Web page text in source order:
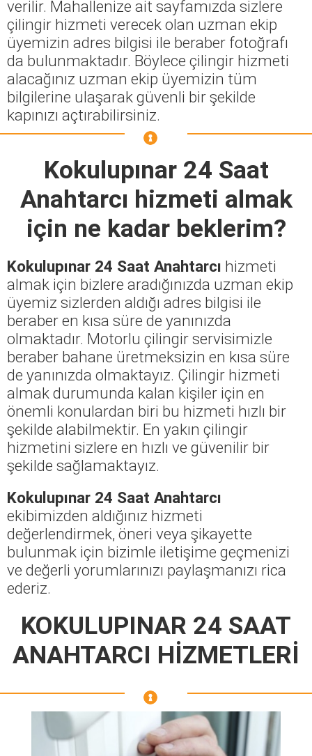
verilir. Mahallenize ait sayfamızda sizlere
çilingir hizmeti verecek olan uzman ekip
üyemizin adres bilgisi ile beraber fotoğrafı
da bulunmaktadır. Böylece çilingir hizmeti
alacağınız uzman ekip üyemizin tüm
bilgilerine ulaşarak güvenli bir şekilde
kapınızı açtırabilirsiniz.
Kokulupınar 24 Saat
Anahtarcı hizmeti almak
için ne kadar beklerim?
Kokulupınar 24 Saat Anahtarcı hizmeti
almak için bizlere aradığınızda uzman ekip
üyemiz sizlerden aldığı adres bilgisi ile
beraber en kısa süre de yanınızda
olmaktadır. Motorlu çilingir servisimizle
beraber bahane üretmeksizin en kısa süre
de yanınızda olmaktayız. Çilingir hizmeti
almak durumunda kalan kişiler için en
önemli konulardan biri bu hizmeti hızlı bir
şekilde alabilmektir. En yakın çilingir
hizmetini sizlere en hızlı ve güvenilir bir
şekilde sağlamaktayız.
Kokulupınar 24 Saat Anahtarcı
ekibimizden aldığınız hizmeti
değerlendirmek, öneri veya şikayette
bulunmak için bizimle iletişime geçmenizi
ve değerli yorumlarınızı paylaşmanızı rica
ederiz.
KOKULUPINAR 24 SAAT
ANAHTARCI HİZMETLERİ